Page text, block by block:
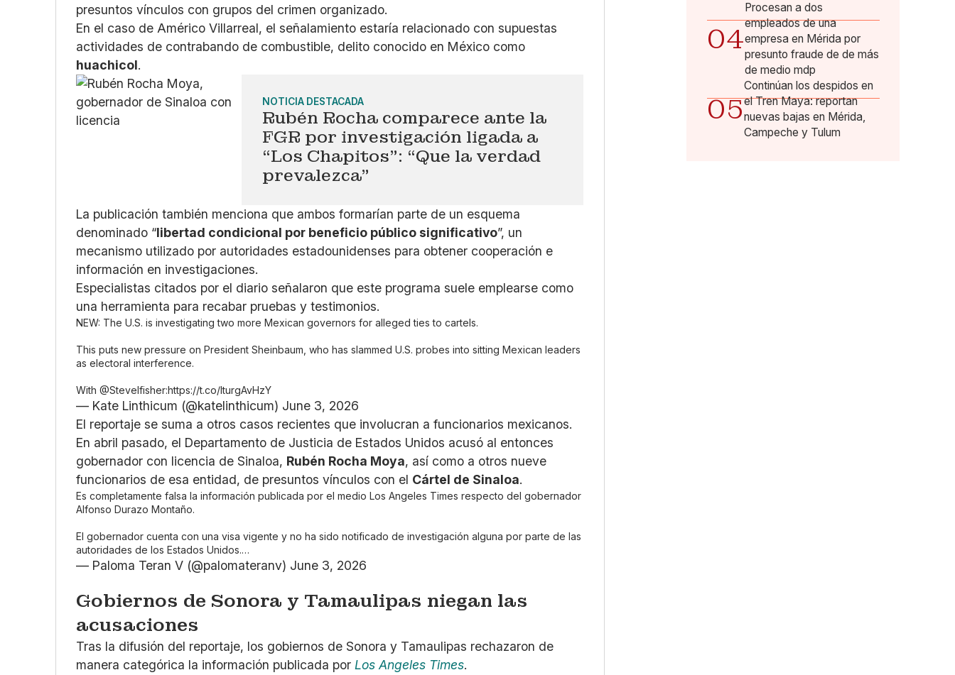
presuntos vínculos con grupos del crimen organizado.
En el caso de Américo Villarreal, el señalamiento estaría relacionado con supuestas
actividades de contrabando de combustible, delito conocido en México como
huachicol.
NOTICIA DESTACADA
Rubén Rocha comparece ante la
FGR por investigación ligada a
“Los Chapitos”: “Que la verdad
prevalezca”
La publicación también menciona que ambos formarían parte de un esquema
denominado “libertad condicional por beneficio público significativo”, un
mecanismo utilizado por autoridades estadounidenses para obtener cooperación e
información en investigaciones.
Especialistas citados por el diario señalaron que este programa suele emplearse como
una herramienta para recabar pruebas y testimonios.
NEW: The U.S. is investigating two more Mexican governors for alleged ties to cartels.
This puts new pressure on President Sheinbaum, who has slammed U.S. probes into sitting Mexican leaders
as electoral interference.
With@Stevelfisher:https://t.co/IturgAvHzY
— Kate Linthicum (@katelinthicum) June 3, 2026
El reportaje se suma a otros casos recientes que involucran a funcionarios mexicanos.
En abril pasado, el Departamento de Justicia de Estados Unidos acusó al entonces
gobernador con licencia de Sinaloa, Rubén Rocha Moya, así como a otros nueve
funcionarios de esa entidad, de presuntos vínculos con el Cártel de Sinaloa.
Es completamente falsa la información publicada por el medio Los Angeles Times respecto del gobernador
Alfonso Durazo Montaño.
El gobernador cuenta con una visa vigente y no ha sido notificado de investigación alguna por parte de las
autoridades de los Estados Unidos.…
— Paloma Teran V (@palomateranv) June 3, 2026
Gobiernos de Sonora y Tamaulipas niegan las
acusaciones
Tras la difusión del reportaje, los gobiernos de Sonora y Tamaulipas rechazaron de
manera categórica la información publicada porLos Angeles Times.
04
Procesan a dos
empleados de una
empresa en Mérida por
presunto fraude de de más
de medio mdp
05
Continúan los despidos en
el Tren Maya: reportan
nuevas bajas en Mérida,
Campeche y Tulum